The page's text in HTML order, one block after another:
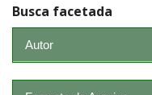
Busca facetada
Autor